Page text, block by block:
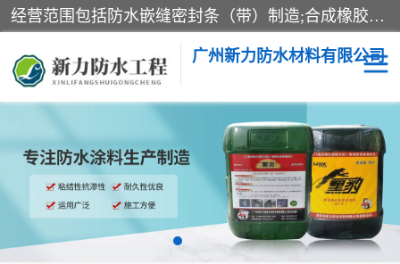
经营范围包括防水嵌缝密封条（带）制造;合成橡胶制造（监控化学品、危险化学品除外）;沥青混合物制造;防水胶粘带制造;其他合成材料制造（监控化学品、危险化学品除外）;涂料制造（监控化学品、危险化学品除外）;建筑结构防水补漏;防水建筑材料制造;粘合剂制造（监控化学品、危险化学品除外）;涂料零售;广州新力防水材料有限公司具有1处分支机构。
广州新力防水材料有限公司
黑豹防水胶 建筑108胶水
乳化沥青防水涂料 自粘卷材
非固化橡胶防水涂料